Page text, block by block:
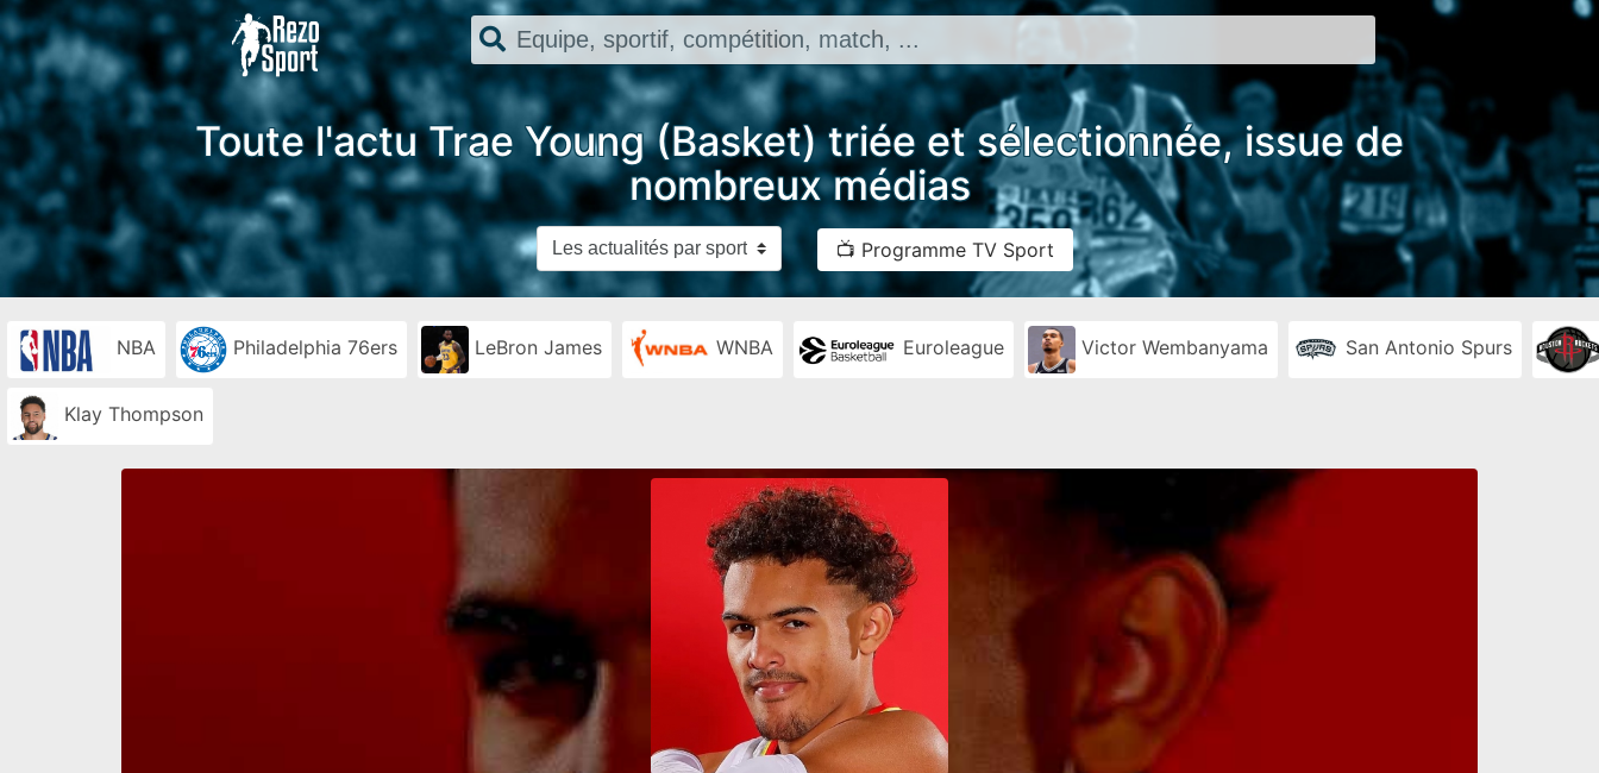
Toute l'actu Trae Young (Basket) triée et sélectionnée, issue de
nombreux médias
📺 Programme TV Sport
NBA Philadelphia 76ers LeBron James WNBA Euroleague Victor Wembanyama San Antonio Spurs
Klay Thompson